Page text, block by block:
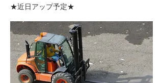
★近日アップ予定★